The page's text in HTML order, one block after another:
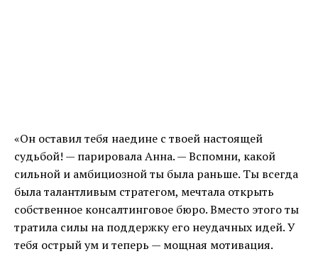
«Он оставил тебя наедине с твоей настоящей
судьбой! — парировала Анна. — Вспомни, какой
сильной и амбициозной ты была раньше. Ты всегда
была талантливым стратегом, мечтала открыть
собственное консалтинговое бюро. Вместо этого ты
тратила силы на поддержку его неудачных идей. У
тебя острый ум и теперь — мощная мотивация.